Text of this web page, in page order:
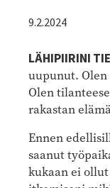
9.2.2024
LÄHIPIIRINI
uupunut.
Olen
rakastan
Ennen
saanut
kukaan ei